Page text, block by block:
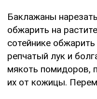
Баклажаны
обжарить на
сотейнике
репчатый лук и
мякоть помидоров,
их от кожицы.